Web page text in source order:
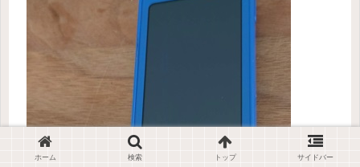
ホーム 検索 トップ サイドバー